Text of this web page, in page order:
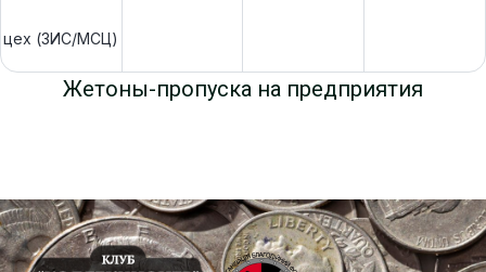
цех (ЗИС/МСЦ)
Жетоны-пропуска на предприятия